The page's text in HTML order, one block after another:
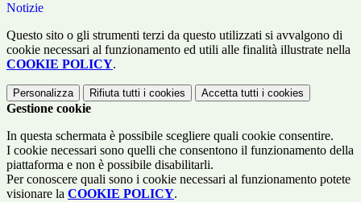
Notizie
Questo sito o gli strumenti terzi da questo utilizzati si avvalgono di
cookie necessari al funzionamento ed utili alle finalità illustrate nella
COOKIE POLICY.
Personalizza Rifiuta tutti i cookies Accetta tutti i cookies
Gestione cookie
In questa schermata è possibile scegliere quali cookie consentire.
I cookie necessari sono quelli che consentono il funzionamento della
piattaforma e non è possibile disabilitarli.
Per conoscere quali sono i cookie necessari al funzionamento potete
visionare la COOKIE POLICY.